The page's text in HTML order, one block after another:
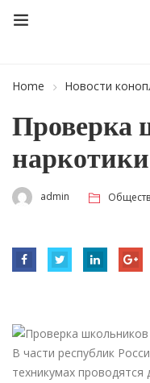
Home Новости
Проверка
admin
В части республик
техникумах